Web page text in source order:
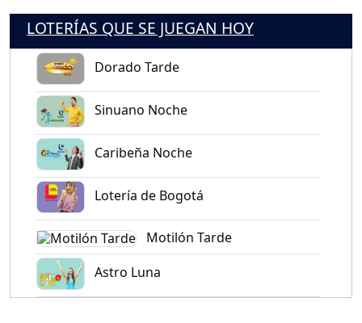
LOTERÍAS QUE SE JUEGAN HOY
Dorado Tarde
Sinuano Noche
Caribeña Noche
Lotería de Bogotá
Motilón Tarde
Astro Luna